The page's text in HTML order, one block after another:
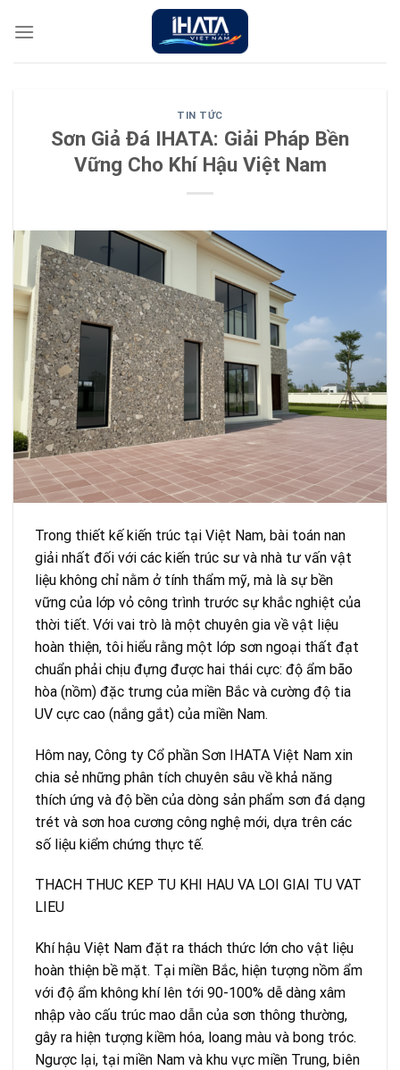
đến
TIN TỨC
Sơn Giả Đá IHATA: Giải Pháp Bền
Vững Cho Khí Hậu Việt Nam
Trong thiết kế kiến trúc tại Việt Nam, bài toán nan
giải nhất đối với các kiến trúc sư và nhà tư vấn vật
liệu không chỉ nằm ở tính thẩm mỹ, mà là sự bền
vững của lớp vỏ công trình trước sự khắc nghiệt của
thời tiết. Với vai trò là một chuyên gia về vật liệu
hoàn thiện, tôi hiểu rằng một lớp sơn ngoại thất đạt
chuẩn phải chịu đựng được hai thái cực: độ ẩm bão
hòa (nồm) đặc trưng của miền Bắc và cường độ tia
UV cực cao (nắng gắt) của miền Nam.
Hôm nay, Công ty Cổ phần Sơn IHATA Việt Nam xin
chia sẻ những phân tích chuyên sâu về khả năng
thích ứng và độ bền của dòng sản phẩm sơn đá dạng
trét và sơn hoa cương công nghệ mới, dựa trên các
số liệu kiểm chứng thực tế.
THACH THUC KEP TU KHI HAU VA LOI GIAI TU VAT
LIEU
Khí hậu Việt Nam đặt ra thách thức lớn cho vật liệu
hoàn thiện bề mặt. Tại miền Bắc, hiện tượng nồm ẩm
với độ ẩm không khí lên tới 90-100% dễ dàng xâm
nhập vào cấu trúc mao dẫn của sơn thông thường,
gây ra hiện tượng kiềm hóa, loang màu và bong tróc.
Ngược lại, tại miền Nam và khu vực miền Trung, biên